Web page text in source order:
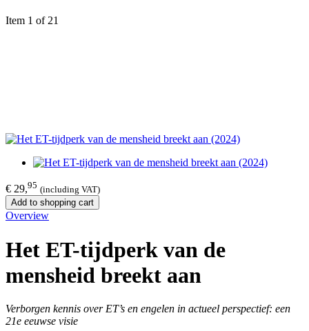
Item 1 of 21
€ 29,95 (including VAT)
Add to shopping cart
Overview
Het ET-tijdperk van de
mensheid breekt aan
Verborgen kennis over ET’s en engelen in actueel perspectief: een
21e eeuwse visie